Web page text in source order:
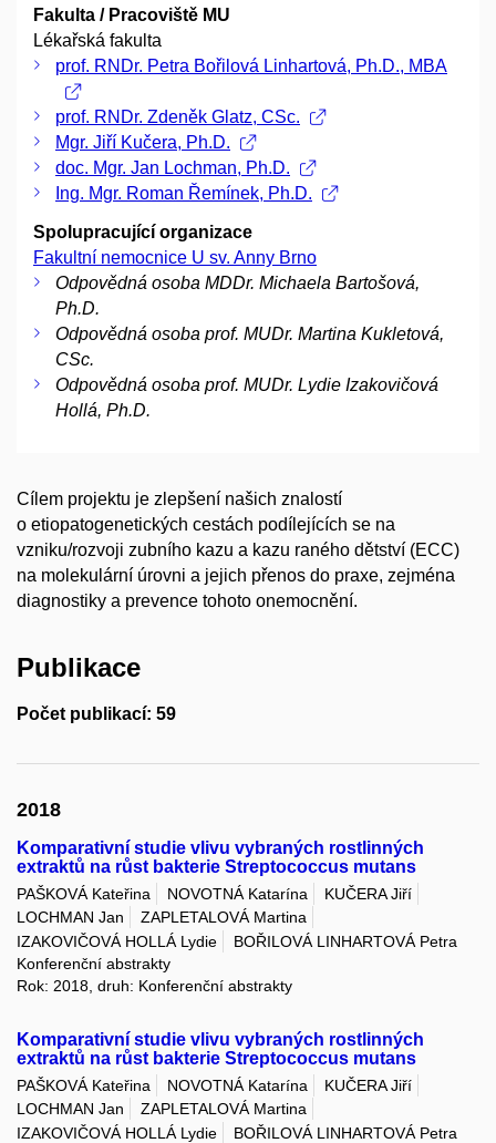
Fakulta / Pracoviště MU
Lékařská fakulta
prof. RNDr. Petra Bořilová Linhartová, Ph.D., MBA
prof. RNDr. Zdeněk Glatz, CSc.
Mgr. Jiří Kučera, Ph.D.
doc. Mgr. Jan Lochman, Ph.D.
Ing. Mgr. Roman Řemínek, Ph.D.
Spolupracující organizace
Fakultní nemocnice U sv. Anny Brno
Odpovědná osoba MDDr. Michaela Bartošová,
Ph.D.
Odpovědná osoba prof. MUDr. Martina Kukletová,
CSc.
Odpovědná osoba prof. MUDr. Lydie Izakovičová
Hollá, Ph.D.
Cílem projektu je zlepšení našich znalostí
o etiopatogenetických cestách podílejících se na
vzniku/rozvoji zubního kazu a kazu raného dětství (ECC)
na molekulární úrovni a jejich přenos do praxe, zejména
diagnostiky a prevence tohoto onemocnění.
Publikace
Počet publikací: 59
2018
Komparativní studie vlivu vybraných rostlinných
extraktů na růst bakterie Streptococcus mutans
PAŠKOVÁ Kateřina NOVOTNÁ Katarína
KUČERA Jiří
LOCHMAN Jan
ZAPLETALOVÁ Martina
IZAKOVIČOVÁ HOLLÁ Lydie
BOŘILOVÁ LINHARTOVÁ Petra
Konferenční abstrakty
Rok: 2018, druh: Konferenční abstrakty
Komparativní studie vlivu vybraných rostlinných
extraktů na růst bakterie Streptococcus mutans
PAŠKOVÁ Kateřina NOVOTNÁ Katarína
KUČERA Jiří
LOCHMAN Jan
ZAPLETALOVÁ Martina
IZAKOVIČOVÁ HOLLÁ Lydie
BOŘILOVÁ LINHARTOVÁ Petra